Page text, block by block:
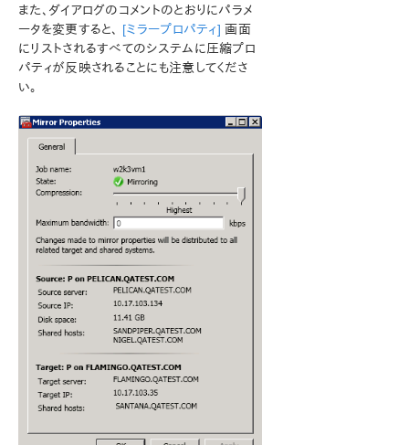
DataKeeper の管理
ユーザガイド
入門
ジョブ操作
ミラーの操作
ミラーの管理
一時停止 / ロック解除
再開 / ロック
部分再同期
再同期
ミラーの削除
ターゲットの再配置
DataKeeperボリュームのサイズ変更
ミラープロパティ
既存のミラーの圧縮レベルの変更
共有ボリュームの操作
Windows Server 2012 上での Microsoft iSCSI タ
また、ダイアログのコメントのとおりにパラメ
ータを変更すると、 [ミラープロパティ] 画面
にリストされるすべてのシステムに圧縮プロ
パティが反映されることにも注意してくださ
い。